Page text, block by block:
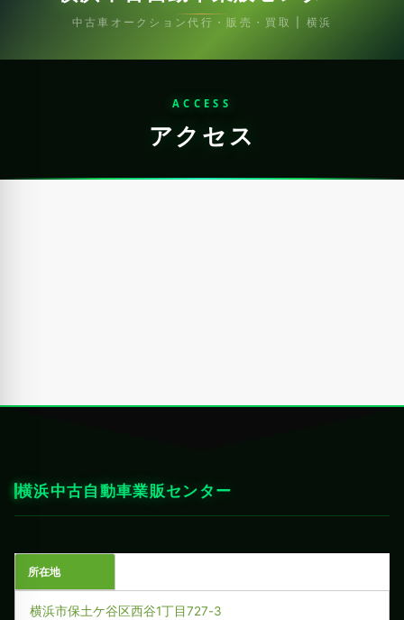
中古車オークション代行・販売・買取 | 横浜
ACCESS
アクセス
横浜中古自動車業販センター
所在地
横浜市保土ケ谷区西谷1丁目727-3